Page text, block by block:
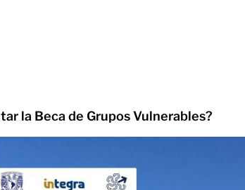
la Beca de Grupos Vulnerables?